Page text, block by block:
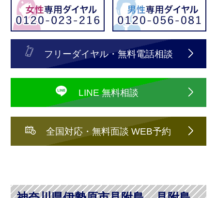
フリーダイヤル・無料電話相談
LINE 無料相談
全国対応・無料面談 WEB予約